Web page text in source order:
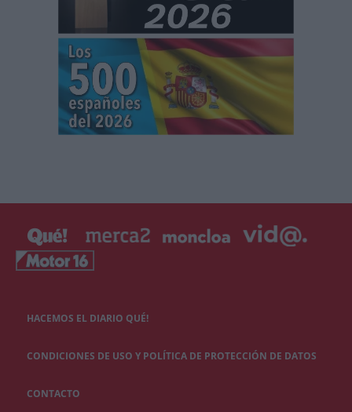
HACEMOS EL DIARIO QUÉ!
CONDICIONES DE USO Y POLÍTICA DE PROTECCIÓN DE DATOS
CONTACTO